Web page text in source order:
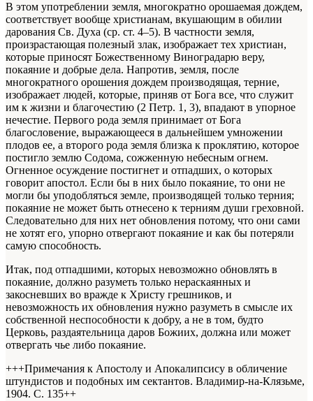
В этом употреблении земля, многократно орошаемая дождем,
соответствует вообще христианам, вкушающим в обилии
дарования Св. Духа (ср. ст. 4–5). В частности земля,
произрастающая полезный злак, изображает тех христиан,
которые приносят Божественному Виноградарю веру,
покаяние и добрые дела. Напротив, земля, после
многократного орошения дождем производящая, терние,
изображает людей, которые, приняв от Бога все, что служит
им к жизни и благочестию (2 Петр. 1, 3), впадают в упорное
нечестие. Первого рода земля принимает от Бога
благословение, выражающееся в дальнейшем умножении
плодов ее, а второго рода земля близка к проклятию, которое
постигло землю Содома, сожженную небесным огнем.
Огненное осуждение постигнет и отпадших, о которых
говорит апостол. Если бы в них было покаяние, то они не
могли бы уподобляться земле, производящей только терния;
покаяние не может быть отнесено к терниям души греховной.
Следовательно для них нет обновления потому, что они сами
не хотят его, упорно отвергают покаяние и как бы потеряли
самую способность.
Итак, под отпадшими, которых невозможно обновлять в
покаяние, должно разуметь только нераскаянных и
закосневших во вражде к Христу грешников, и
невозможность их обновления нужно разуметь в смысле их
собственной неспособности к добру, а не в том, будто
Церковь, раздаятельница даров Божиих, должна или может
отвергать чье либо покаяние.
+++Примечания к Апостолу и Апокалипсису в обличение
штундистов и подобных им сектантов. Владимир-на-Клязьме,
1904. С. 135++